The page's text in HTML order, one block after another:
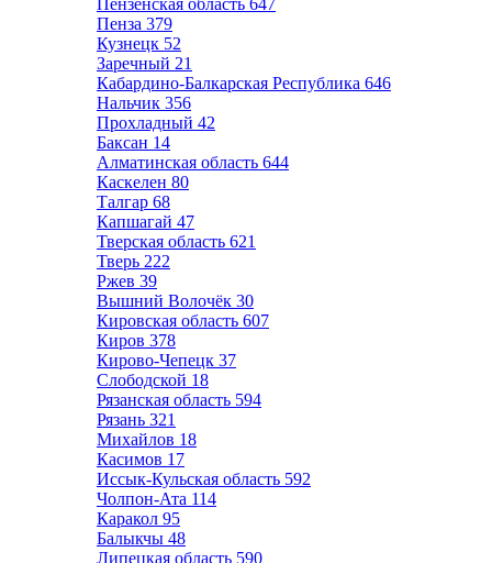
Пензенская область 647
Пенза 379
Кузнецк 52
Заречный 21
Кабардино-Балкарская Республика 646
Нальчик 356
Прохладный 42
Баксан 14
Алматинская область 644
Каскелен 80
Талгар 68
Капшагай 47
Тверская область 621
Тверь 222
Ржев 39
Вышний Волочёк 30
Кировская область 607
Киров 378
Кирово-Чепецк 37
Слободской 18
Рязанская область 594
Рязань 321
Михайлов 18
Касимов 17
Иссык-Кульская область 592
Чолпон-Ата 114
Каракол 95
Балыкчы 48
Липецкая область 590